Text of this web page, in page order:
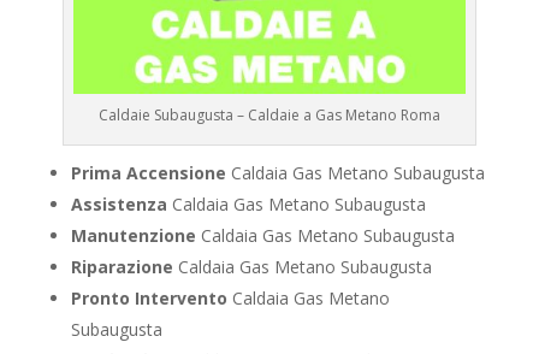
Caldaie Subaugusta – Caldaie a Gas Metano Roma
Prima Accensione Caldaia Gas Metano Subaugusta
Assistenza Caldaia Gas Metano Subaugusta
Manutenzione Caldaia Gas Metano Subaugusta
Riparazione Caldaia Gas Metano Subaugusta
Pronto Intervento Caldaia Gas Metano
Subaugusta